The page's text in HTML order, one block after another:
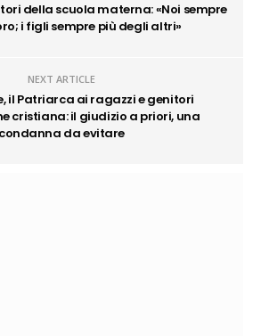
della scuola materna: «Noi sempre
i figli sempre più degli altri»
NEXT ARTICLE
il Patriarca ai ragazzi e genitori
cristiana: il giudizio a priori, una
condanna da evitare